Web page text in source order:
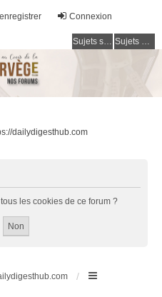
Connexion
Sujets sans réponse Sujets actifs
dailydigesthub.com
les cookies de ce forum ?